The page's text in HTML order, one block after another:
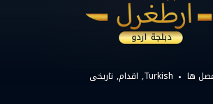
Turkish اقدام تاریخی